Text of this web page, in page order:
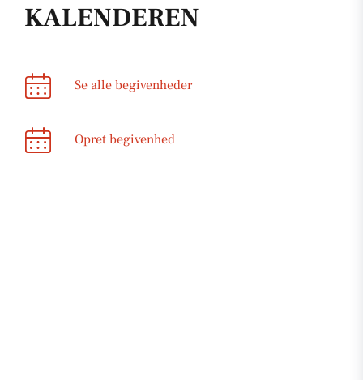
KALENDEREN
Se alle begivenheder
Opret begivenhed